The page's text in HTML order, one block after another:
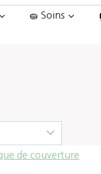
🧽 Soins